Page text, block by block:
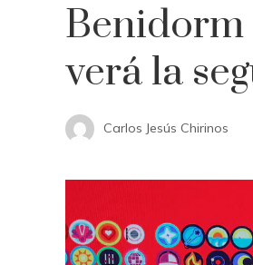
Benidorm
verá la
Carlos Jesús Chirinos